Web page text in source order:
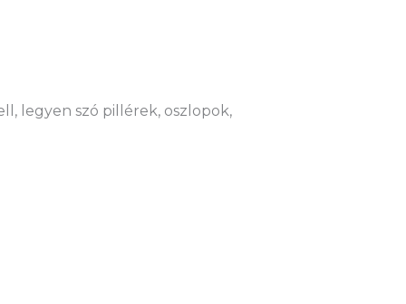
legyen szó pillérek, oszlopok,